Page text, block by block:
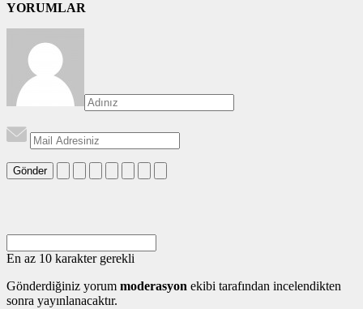
YORUMLAR
Gönder
En az 10 karakter gerekli
Gönderdiğiniz yorum moderasyon ekibi tarafından incelendikten
sonra yayınlanacaktır.